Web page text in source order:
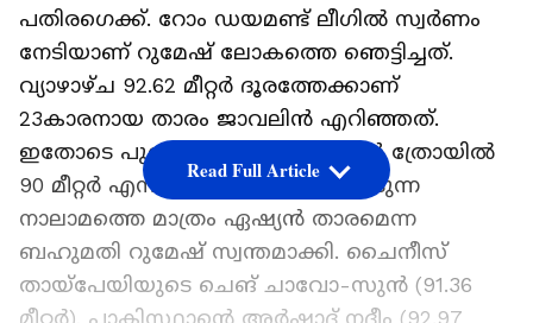
പതിരഗെക്ക്. റോം ഡയമണ്ട് ലീഗില്‍ സ്വര്‍ണം
നേടിയാണ് റുമേഷ് ലോകത്തെ ഞെട്ടിച്ചത്.
വ്യാഴാഴ്ച 92.62 മീറ്റര്‍ ദൂരത്തേക്കാണ്
23കാരനായ താരം ജാവലിന്‍ എറിഞ്ഞത്.
ഇതോടെ പുരുഷന്മാരുടെ ജാവലിന്‍ ത്രോയില്‍
90 മീറ്റര്‍ എന്ന മാന്ത്രിക ദൂരം പിന്നിടുന്ന
നാലാമത്തെ മാത്രം ഏഷ്യന്‍ താരമെന്ന
ബഹുമതി റുമേഷ് സ്വന്തമാക്കി. ചൈനീസ്
തായ്പേയിയുടെ ചെങ് ചാവോ-സുന്‍ (91.36
Read Full Article